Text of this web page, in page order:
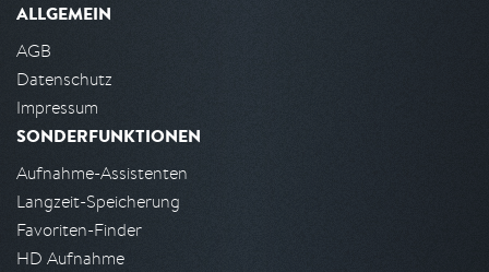
ALLGEMEIN
AGB
Datenschutz
Impressum
SONDERFUNKTIONEN
Aufnahme-Assistenten
Langzeit-Speicherung
Favoriten-Finder
HD Aufnahme